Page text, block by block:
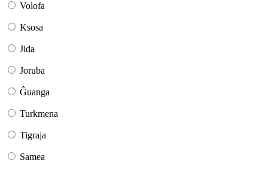
Volofa
Ksosa
Jida
Joruba
Ĝuanga
Turkmena
Tigraja
Samea